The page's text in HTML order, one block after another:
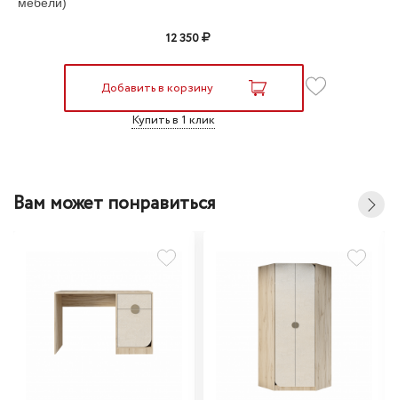
мебели)
12 350
Добавить в корзину
Купить в 1 клик
Вам может понравиться